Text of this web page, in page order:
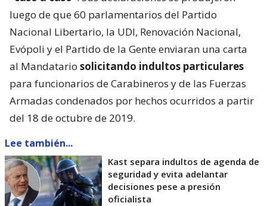
luego de que 60 parlamentarios del Partido
Nacional Libertario, la UDI, Renovación Nacional,
Evópoli y el Partido de la Gente enviaran una carta
al Mandatario solicitando indultos particulares
para funcionarios de Carabineros y de las Fuerzas
Armadas condenados por hechos ocurridos a partir
del 18 de octubre de 2019.
Lee también...
Kast separa indultos de agenda de
seguridad y evita adelantar
decisiones pese a presión
oficialista